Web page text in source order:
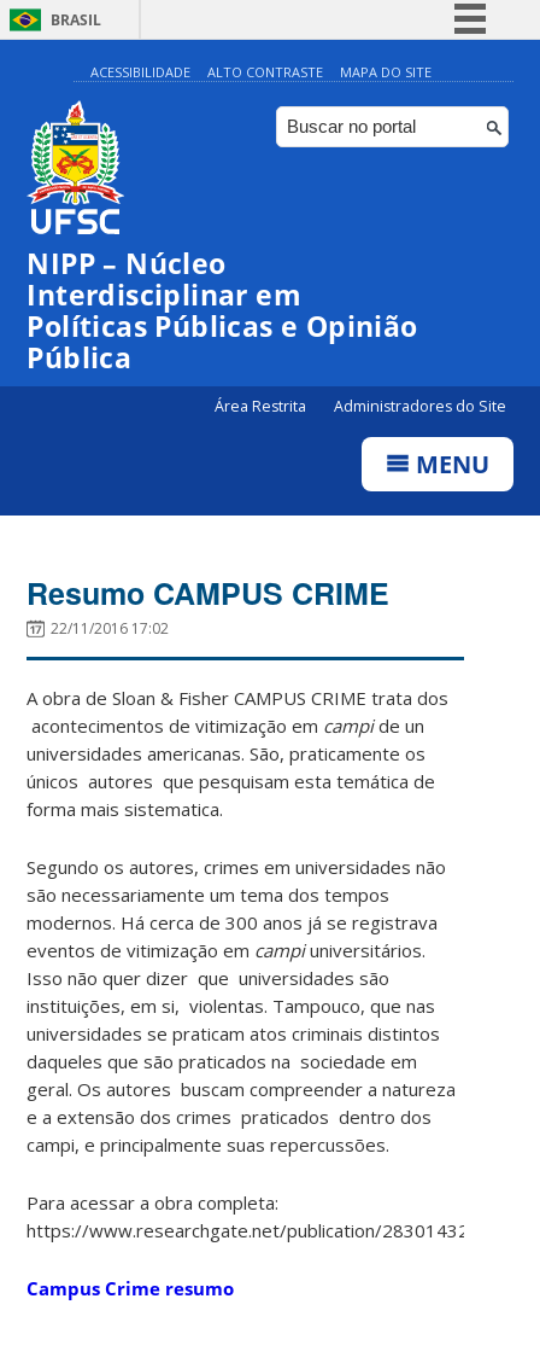
BRASIL
Simplifique!
Comunica BR
Participe
ACESSIBILIDADE ALTO CONTRASTE MAPA DO SITE
NIPP – Núcleo
Interdisciplinar em
Políticas Públicas e Opinião
Pública
Área Restrita Administradores do Site
MENU
Resumo CAMPUS CRIME
22/11/2016 17:02
A obra de Sloan & Fisher CAMPUS CRIME trata dos
acontecimentos de vitimização em campide un
universidades americanas. São, praticamente os
únicos autores que pesquisam esta temática de
forma mais sistematica.
Segundo os autores, crimes em universidades não
são necessariamente um tema dos tempos
modernos. Há cerca de 300 anos já se registrava
eventos de vitimização em campiuniversitários.
Isso não quer dizer que universidades são
instituições, em si, violentas. Tampouco, que nas
universidades se praticam atos criminais distintos
daqueles que são praticados na sociedade em
geral. Os autores buscam compreender a natureza
e a extensão dos crimes praticados dentro dos
campi, e principalmente suas repercussões.
Para acessar a obra completa:
https://www.researchgate.net/publication/
Campus Crime resumo